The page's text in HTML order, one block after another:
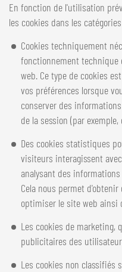
En fonction de l'utilisation
les cookies dans les
Cookies techniquement
fonctionnement technique
web. Ce type de cookies
vos préférences lorsque
conserver des
de la session (par
Des cookies statistiques
visiteurs interagissent
analysant des
Cela nous permet
optimiser le site web ainsi
Les cookies de
publicitaires des
Les cookies non classifiés